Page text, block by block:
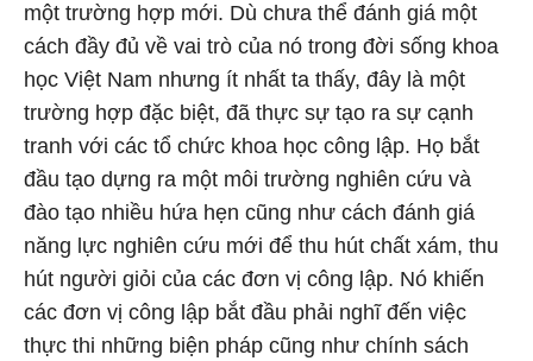
một trường hợp mới. Dù chưa thể đánh giá một
cách đầy đủ về vai trò của nó trong đời sống khoa
học Việt Nam nhưng ít nhất ta thấy, đây là một
trường hợp đặc biệt, đã thực sự tạo ra sự cạnh
tranh với các tổ chức khoa học công lập. Họ bắt
đầu tạo dựng ra một môi trường nghiên cứu và
đào tạo nhiều hứa hẹn cũng như cách đánh giá
năng lực nghiên cứu mới để thu hút chất xám, thu
hút người giỏi của các đơn vị công lập. Nó khiến
các đơn vị công lập bắt đầu phải nghĩ đến việc
thực thi những biện pháp cũng như chính sách